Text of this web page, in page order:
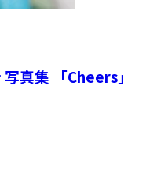
真集 「Cheers」